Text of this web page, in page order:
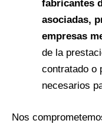
fabricantes
asociadas,
empresas
de la
contratado o
necesarios
Nos